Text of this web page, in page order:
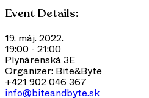
Event Details:
19. máj. 2022.
19:00 - 21:00
Plynárenská 3E
Organizer: Bite&Byte
+421 902 046 367
info@biteandbyte.sk